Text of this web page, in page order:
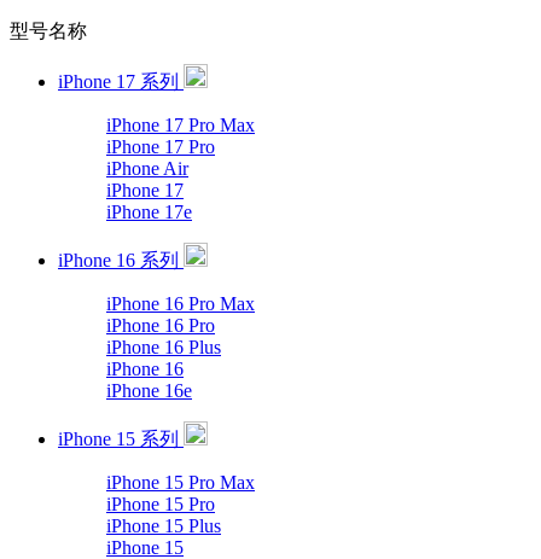
型号名称
iPhone 17 系列
iPhone 17 Pro Max
iPhone 17 Pro
iPhone Air
iPhone 17
iPhone 17e
iPhone 16 系列
iPhone 16 Pro Max
iPhone 16 Pro
iPhone 16 Plus
iPhone 16
iPhone 16e
iPhone 15 系列
iPhone 15 Pro Max
iPhone 15 Pro
iPhone 15 Plus
iPhone 15